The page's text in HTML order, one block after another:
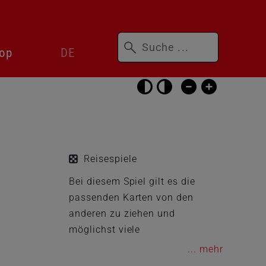
Barrierefrei-
Einstellungen
überspringen
überspringen
DE
Suchbegriffe
Reisespiele
Bei diesem Spiel gilt es die
passenden Karten von den
anderen zu ziehen und
möglichst viele
zusammengehörende Paare vor